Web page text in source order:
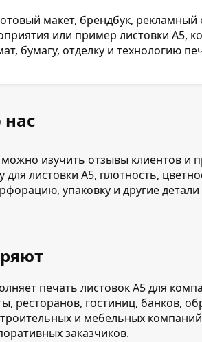
макет, брендбук,
или пример листовки А5,
бумагу, отделку и технологию
изучить отзывы клиентов и
для листовки А5, плотность,
упаковку и другие
печать листовок А5 для
ресторанов, гостиниц, банков,
и мебельных
заказчиков.